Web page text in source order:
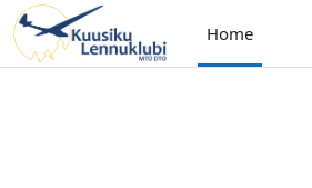
Vai al contenuto principale
Home